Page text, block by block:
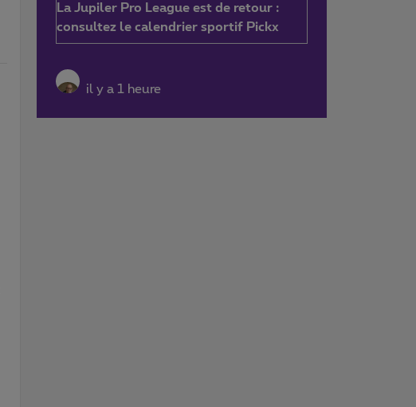
La Jupiler Pro League est de retour :
consultez le calendrier sportif Pickx
il y a 1 heure